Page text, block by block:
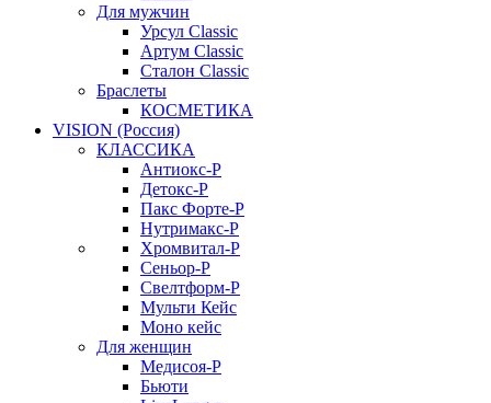
Для мужчин
Урсул Classic
Артум Classic
Сталон Classic
Браслеты
КОСМЕТИКА
VISION (Россия)
КЛАССИКА
Антиокс-Р
Детокс-Р
Пакс Форте-Р
Нутримакс-Р
Хромвитал-Р
Сеньор-Р
Свелтформ-Р
Мульти Кейс
Моно кейс
Для женщин
Медисоя-Р
Бьюти